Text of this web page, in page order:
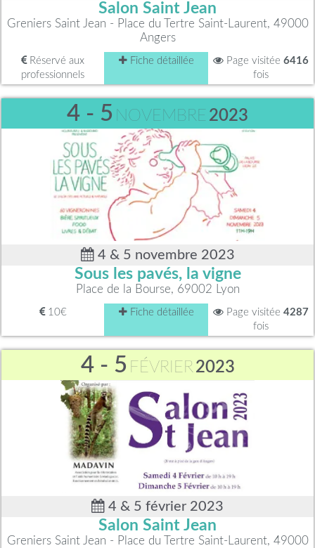
Salon Saint Jean
Greniers Saint Jean - Place du Tertre Saint-Laurent, 49000
Angers
Réservé aux
professionnels
Fiche détaillée Page visitée 6416
fois
4 - 5 NOVEMBRE 2023
4 & 5 novembre 2023
Sous les pavés, la vigne
Place de la Bourse, 69002 Lyon
10€ Fiche détaillée Page visitée 4287
fois
4 - 5 FÉVRIER2023
4 & 5 février 2023
Salon Saint Jean
Greniers Saint Jean - Place du Tertre Saint-Laurent, 49000